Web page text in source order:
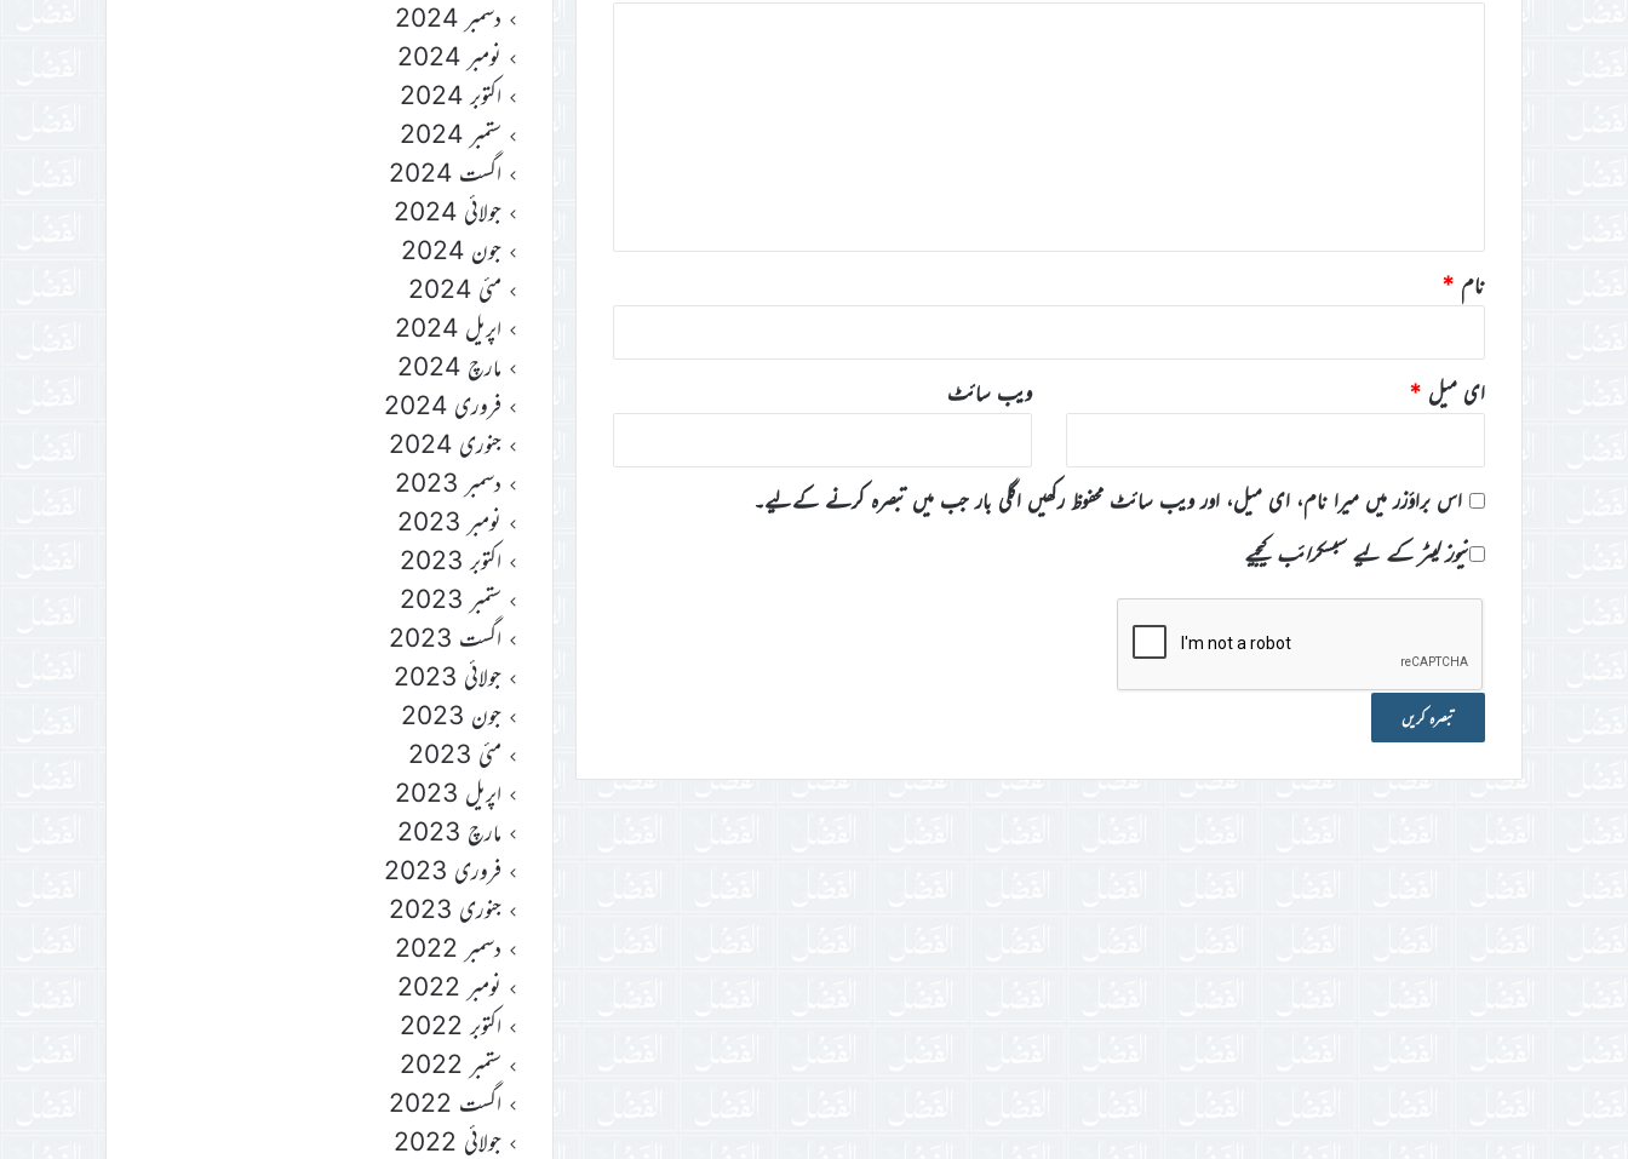
نام *
ای میل * ویب‌ سائٹ
اس براؤزر میں میرا نام، ای میل، اور ویب سائٹ محفوظ رکھیں اگلی بار جب میں تبصرہ کرنے کےلیے۔
نیوز لیٹر کے لیے سبسکرائب کیجیے
دسمبر 2024
نومبر 2024
اکتوبر 2024
ستمبر 2024
اگست 2024
جولائی 2024
جون 2024
مئی 2024
اپریل 2024
مارچ 2024
فروری 2024
جنوری 2024
دسمبر 2023
نومبر 2023
اکتوبر 2023
ستمبر 2023
اگست 2023
جولائی 2023
جون 2023
مئی 2023
اپریل 2023
مارچ 2023
فروری 2023
جنوری 2023
دسمبر 2022
نومبر 2022
اکتوبر 2022
ستمبر 2022
اگست 2022
جولائی 2022